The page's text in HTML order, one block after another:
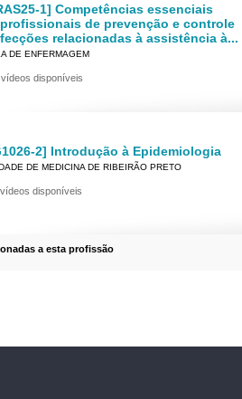
1] Competências essenciais
de prevenção e controle
relacionadas à assistência à...
DE ENFERMAGEM
vídeos disponíveis
2] Introdução à Epidemiologia
DE MEDICINA DE RIBEIRÃO PRETO
vídeos disponíveis
a esta profissão